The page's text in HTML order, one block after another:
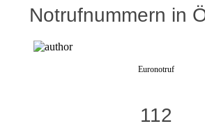
Notrufnummern in
Euronotruf
112